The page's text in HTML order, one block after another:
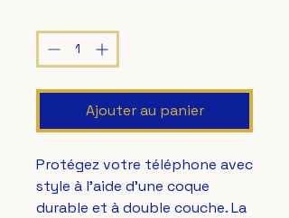
Ajouter au panier
Protégez votre téléphone avec
style à l'aide d'une coque
durable et à double couche. La